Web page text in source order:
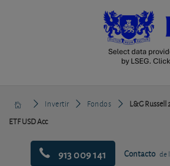
Invertir Fondos
L&G Russell
ETF USD Acc
913 009 141 Contacto de